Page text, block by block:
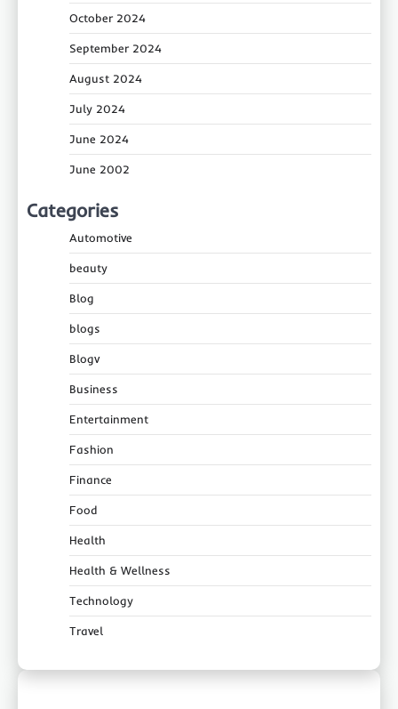
October 2024
September 2024
August 2024
July 2024
June 2024
June 2002
Categories
Automotive
beauty
Blog
blogs
Blogv
Business
Entertainment
Fashion
Finance
Food
Health
Health & Wellness
Technology
Travel